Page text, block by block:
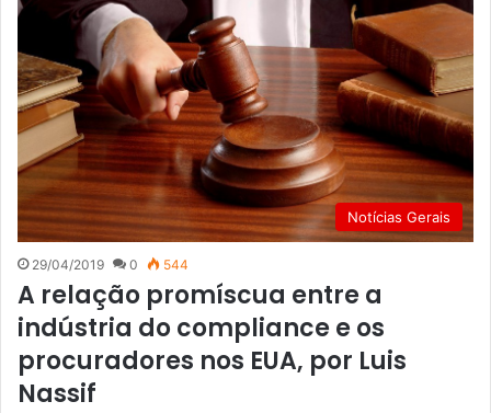
Notícias Gerais
29/04/2019 0 544
A relação promíscua entre a
indústria do compliance e os
procuradores nos EUA, por Luis
Nassif